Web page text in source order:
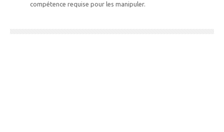
compétence requise pour les manipuler.